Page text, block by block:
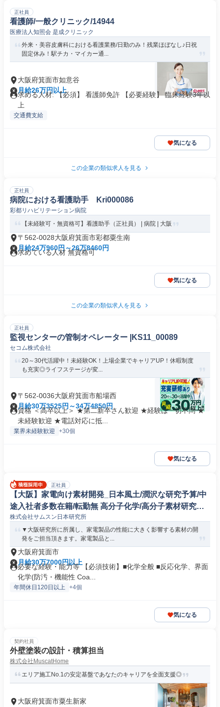
正社員
看護師/一般クリニック/14944
医療法人知照会 是成クリニック
外来・美容皮膚科における看護業務/日勤のみ！残業ほぼなし♪日祝
固定休み！駅チカ・マイカー通...
大阪府箕面市如意谷
月給26万円以上
求める人材: 【必須】 看護師免許 【必要経験】 臨床経験3年以
上
交通費支給
気になる
この企業の類似求人を見る
正社員
病院における看護助手 Kri000086
彩都リハビリテーション病院
【未経験可・無資格可】看護助手（正社員） | 病院 | 大阪
〒562-0028大阪府箕面市彩都粟生南
月給24万960円～26万8460円
求めている人材 無資格可
気になる
この企業の類似求人を見る
正社員
監視センターの管制オペレーター |KS11_00089
セコム株式会社
20～30代活躍中！未経験OK！上場企業でキャリアUP！休暇制度
も充実◎ライフステージが変...
〒562-0036大阪府箕面市船場西
月給30万3525円～34万4850円
資格 ＜高卒以上＞ ★第二新卒さん歓迎 ★経験は一切不問 ★
未経験歓迎 ★電話対応に抵...
業界未経験歓迎 +30個
気になる
正社員
【大阪】家電向け素材開発_日本風土/潤沢な研究予算/中
途入社者多数在籍/転勤無 高分子化学/高分子素材研究開
発
株式会社サムスン日本研究所
▼大阪研究所に所属し、家電製品の性能に大きく影響する素材の開
発をご担当頂きます。家電製品と...
大阪府箕面市
月給30万7000円以上
必要な経験・能力等 【必須技術】■化学全般 ■反応化学、界面
化学(防汚・機能性 Coa...
年間休日120日以上 +4個
気になる
契約社員
外壁塗装の設計・積算担当
株式会社MuscatHome
エリア施工No.1の安定基盤であなたのキャリアを全面支援◎
大阪府箕面市粟生新家